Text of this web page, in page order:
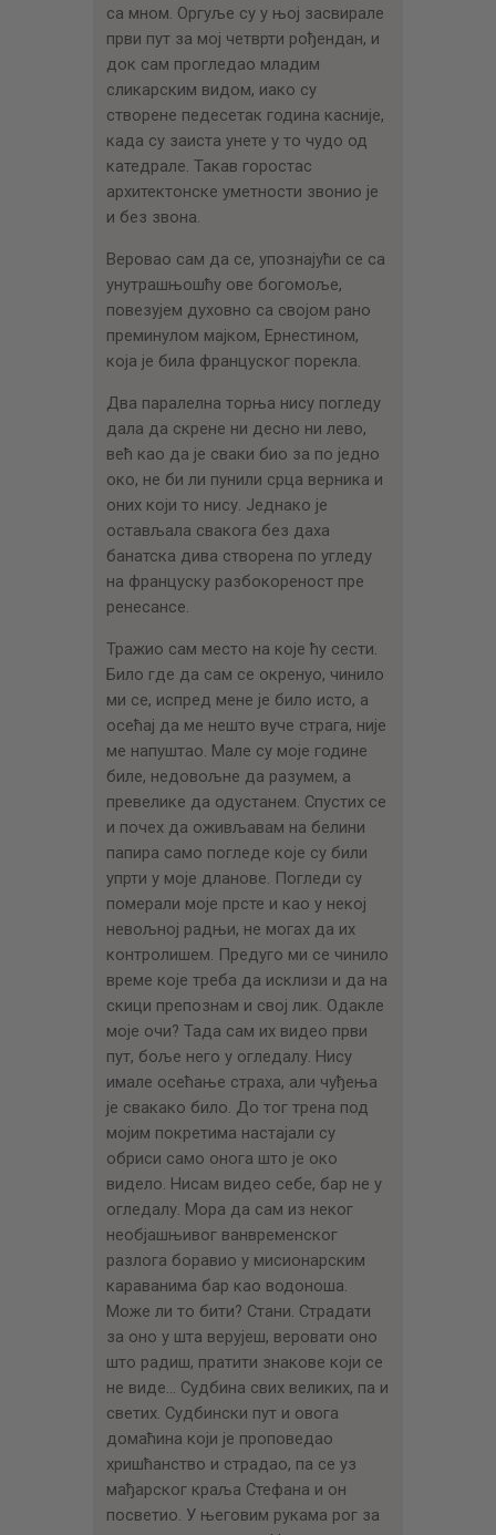
са мном. Оргуље су у њој засвирале
први пут за мој четврти рођендан, и
док сам прогледао младим
сликарским видом, иако су
створене педесетак година каснијe,
када су заиста унете у то чудо од
катедрале. Такав горостас
архитектонске уметности звонио је
и без звона.
Веровао сам да се, упознајући се са
унутрашњошћу ове богомоље,
повезујем духовно са својом рано
преминулом мајком, Ернестином,
која је била француског порекла.
Два паралелна торња нису погледу
дала да скрене ни десно ни лево,
већ као да је сваки био за по једно
око, не би ли пунили срца верника и
оних који то нису. Једнако је
остављала свакога без даха
банатска дива створена по угледу
на француску разбокореност пре
ренесансе.
Тражио сам место на које ћу сести.
Било где да сам се окренуо, чинило
ми се, испред мене је било исто, а
осећај да ме нешто вуче страга, није
ме напуштао. Мале су моје године
биле, недовољне да разумем, а
превелике да одустанем. Спустих се
и почех да оживљавам на белини
папира само погледе које су били
упрти у моје дланове. Погледи су
померали моје прсте и као у некој
невољној радњи, не могах да их
контролишем. Предуго ми се чинило
време које треба да исклизи и да на
скици препознам и свој лик. Одакле
моје очи? Тада сам их видео први
пут, боље него у огледалу. Нису
имале осећање страха, али чуђења
је свакако било. До тог трена под
мојим покретима настајали су
обриси само онога што је око
видело. Нисам видео себе, бар не у
огледалу. Мора да сам из неког
необјашњивог ванвременског
разлога боравио у мисионарским
караванима бар као водоноша.
Може ли то бити? Стани. Страдати
за оно у шта верујеш, веровати оно
што радиш, пратити знакове који се
не виде… Судбина свих великих, па и
светих. Судбински пут и овога
домаћина који је проповедао
хришћанство и страдао, па се уз
мађарског краља Стефана и он
посветио. У његовим рукама рог за